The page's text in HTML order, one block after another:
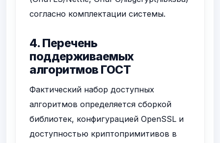
согласно комплектации системы.
4. Перечень
поддерживаемых
алгоритмов ГОСТ
Фактический набор доступных
алгоритмов определяется сборкой
библиотек, конфигурацией OpenSSL и
доступностью криптопримитивов в